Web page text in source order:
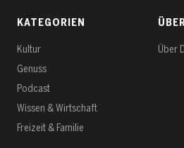
KATEGORIEN
Kultur
Genuss
Podcast
Wissen & Wirtschaft
Freizeit & Familie
Über